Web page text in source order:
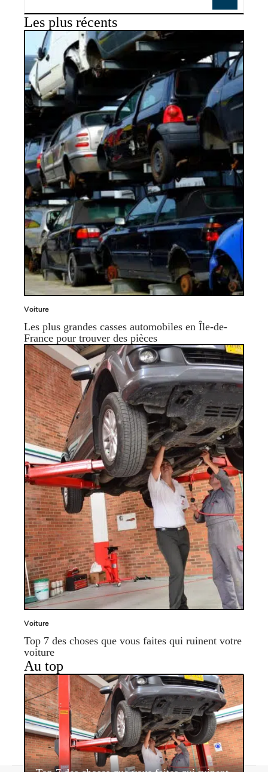
Les plus récents
Voiture
Les plus grandes casses automobiles en Île-de-
France pour trouver des pièces
Voiture
Top 7 des choses que vous faites qui ruinent votre
voiture
Au top